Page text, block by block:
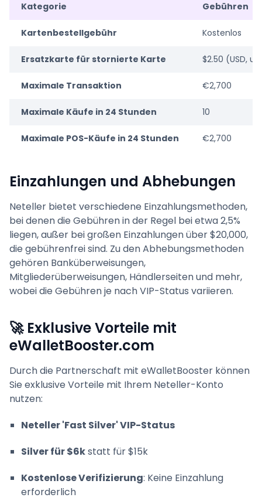
Kategorie Gebühren
Kartenbestellgebühr Kostenlos
Ersatzkarte für stornierte Karte $2.50 (USD,
Maximale Transaktion €2,700
Maximale Käufe in 24 Stunden 10
Maximale POS-Käufe in 24 Stunden €2,700
Einzahlungen und Abhebungen
Neteller bietet verschiedene Einzahlungsmethoden,
bei denen die Gebühren in der Regel bei etwa 2,5%
liegen, außer bei großen Einzahlungen über $20,000,
die gebührenfrei sind. Zu den Abhebungsmethoden
gehören Banküberweisungen,
Mitgliederüberweisungen, Händlerseiten und mehr,
wobei die Gebühren je nach VIP-Status variieren.
🚀 Exklusive Vorteile mit
eWalletBooster.com
Durch die Partnerschaft mit eWalletBooster können
Sie exklusive Vorteile mit Ihrem Neteller-Konto
nutzen:
Neteller 'Fast Silver' VIP-Status
Silver für $6kstatt für $15k
Kostenlose Verifizierung: Keine Einzahlung
erforderlich